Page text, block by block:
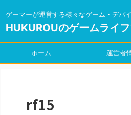
ゲーマーが運営する様々なゲーム・デバ
HUKUROUのゲームライ
ホーム 運営者
rf15